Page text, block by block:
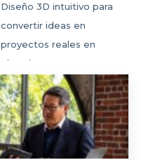
Diseño 3D intuitivo para
convertir ideas en
proyectos reales en
SketchUp